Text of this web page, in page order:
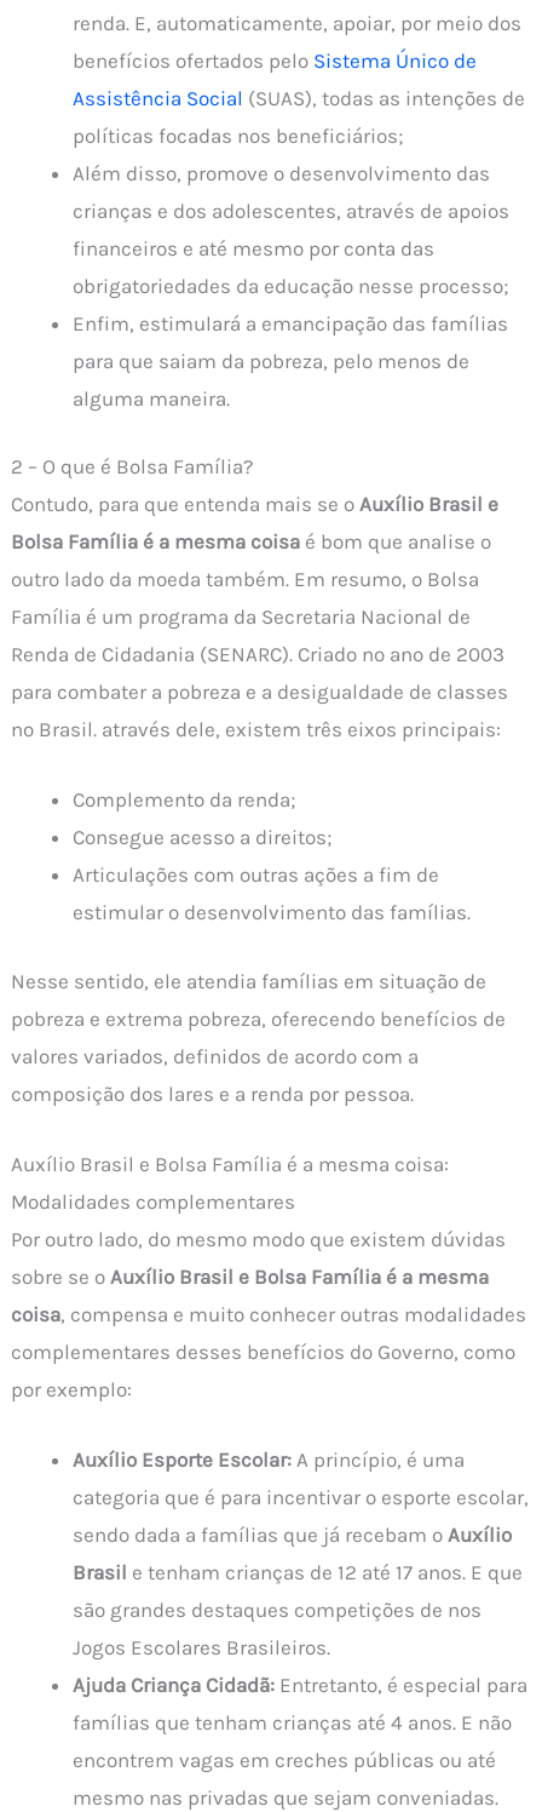
renda. E, automaticamente, apoiar, por meio dos
benefícios ofertados pelo Sistema Único de
Assistência Social (SUAS), todas as intenções de
políticas focadas nos beneficiários;
Além disso, promove o desenvolvimento das
crianças e dos adolescentes, através de apoios
financeiros e até mesmo por conta das
obrigatoriedades da educação nesse processo;
Enfim, estimulará a emancipação das famílias
para que saiam da pobreza, pelo menos de
alguma maneira.
2 – O que é Bolsa Família?
Contudo, para que entenda mais se oAuxílio Brasil e
Bolsa Família é a mesma coisa é bom que analise o
outro lado da moeda também. Em resumo, o Bolsa
Família é um programa da Secretaria Nacional de
Renda de Cidadania (SENARC). Criado no ano de 2003
para combater a pobreza e a desigualdade de classes
no Brasil. através dele, existem três eixos principais:
Complemento da renda;
Consegue acesso a direitos;
Articulações com outras ações a fim de
estimular o desenvolvimento das famílias.
Nesse sentido, ele atendia famílias em situação de
pobreza e extrema pobreza, oferecendo benefícios de
valores variados, definidos de acordo com a
composição dos lares e a renda por pessoa.
Auxílio Brasil e Bolsa Família é a mesma coisa:
Modalidades complementares
Por outro lado, do mesmo modo que existem dúvidas
sobre se oAuxílio Brasil e Bolsa Família é a mesma
coisa, compensa e muito conhecer outras modalidades
complementares desses benefícios do Governo, como
por exemplo:
Auxílio Esporte Escolar: A princípio, é uma
categoria que é para incentivar o esporte escolar,
sendo dada a famílias que já recebam oAuxílio
Brasil e tenham crianças de 12 até 17 anos. E que
são grandes destaques competições de nos
Jogos Escolares Brasileiros.
Ajuda Criança Cidadã: Entretanto, é especial para
famílias que tenham crianças até 4 anos. E não
encontrem vagas em creches públicas ou até
mesmo nas privadas que sejam conveniadas.